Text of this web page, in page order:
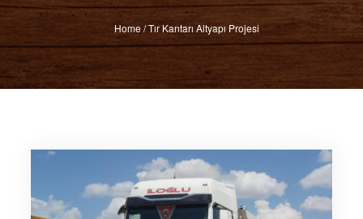
Home/Tır Kantarı Altyapı Projesi